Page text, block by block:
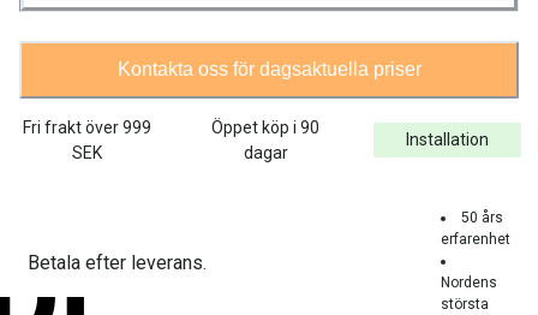
Kontakta oss för dagsaktuella priser
Fri frakt över999
SEK
Öppet köp i 90
dagar
Installation
Betala efter leverans.
50 års
erfarenhet
Nordens
största